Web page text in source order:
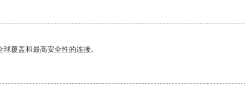
覆盖和最高安全性的连接。